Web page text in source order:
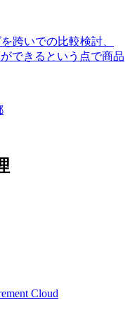
跨いでの比較検討、
できるという点で商品
Cloud